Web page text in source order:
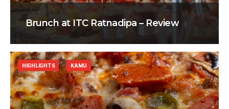
Brunch at ITC Ratnadipa – Review
HIGHLIGHTS KAMU